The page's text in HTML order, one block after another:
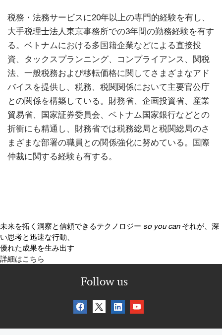
税務・法務サービスに20年以上の専門的経験を有し、
大手税理士法人東京事務所での3年間の勤務経験を有す
る。ベトナムにおける多国籍企業などによる直接投
資、タックスプランニング、コンプライアンス、関税
法、一般税務および移転価格に関してさまざまなアド
バイスを提供し、税務、税関関係において主要官公庁
との関係を構築している。財務省、企画投資省、産業
貿易省、国家証券委員会、ベトナム国家銀行などとの
折衝にも精通し、財務省では税務総局と税関総局のさ
まざまな部署の職員との関係強化に努めている。国際
仲裁に関する経験も有する。
未来を拓く洞察と信頼できるテクノロジー so you can それが、深
い思考と迅速な行動、
優れた成果を生み出す
詳細はこちら
Follow us